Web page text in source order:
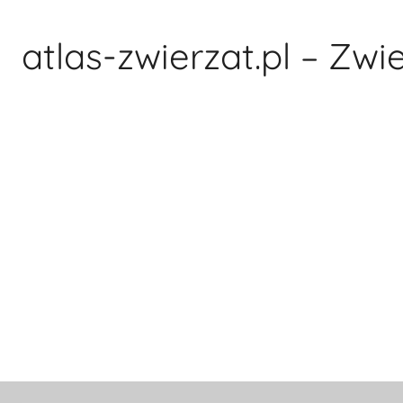
treściatlas-zwierzat.pl –